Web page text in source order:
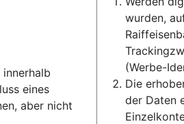
eines
aber nicht
wurden,
(Werbe-
Die
der Daten